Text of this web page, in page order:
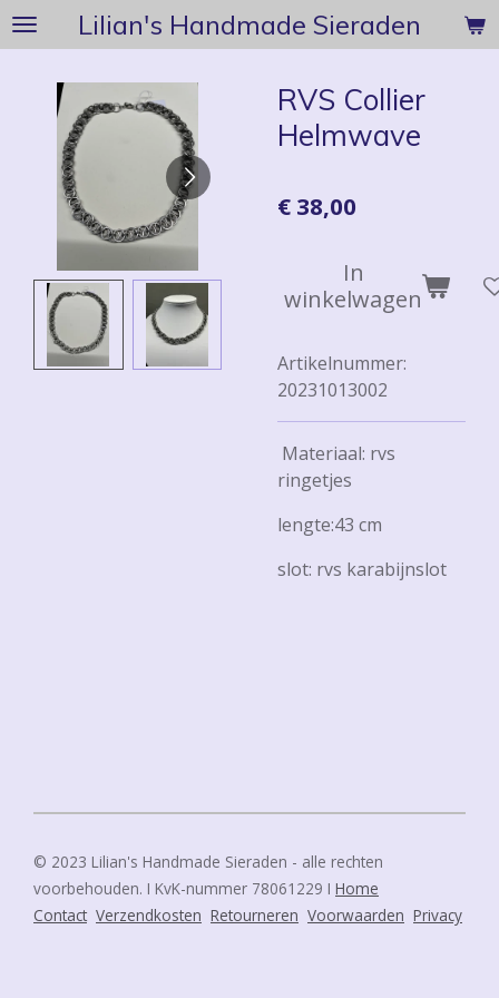
Ga
direct
hoofdinhoud
Lilian's Handmade Sieraden
RVS Collier
Helmwave
€ 38,00
In
winkelwagen
Artikelnummer:
20231013002
Materiaal: rvs
ringetjes
lengte:43 cm
slot: rvs karabijnslot
© 2023 Lilian's Handmade Sieraden - alle rechten
voorbehouden. I KvK-nummer 78061229 I Home
Contact Verzendkosten Retourneren Voorwaarden Privacy